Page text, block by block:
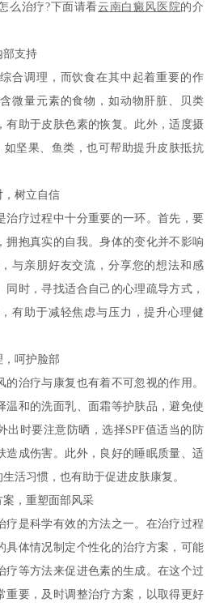
么治疗?下面请看云南白癜风医院的介
支持
调理，而饮食在其中起着重要的作
微量元素的食物，如动物肝脏、贝类
有助于皮肤色素的恢复。此外，适度摄
如坚果、鱼类，也可帮助提升皮肤抵抗
树立自信
疗过程中十分重要的一环。首先，要
拥抱真实的自我。身体的变化并不影响
与亲朋好友交流，分享您的想法和感
时，寻找适合自己的心理疏导方式，
有助于减轻焦虑与压力，提升心理健
呵护脸部
治疗与康复也有着不可忽视的作用。
温和的洗面乳、面霜等护肤品，避免使
出时要注意防晒，选择SPF值适当的防
造成伤害。此外，良好的睡眠质量、适
活习惯，也有助于促进皮肤康复。
，重塑面部风采
是科学有效的方法之一。在治疗过程
具体情况制定个性化的治疗方案，可能
疗等方法来促进色素的生成。在这个过
重要，及时调整治疗方案，以取得更好